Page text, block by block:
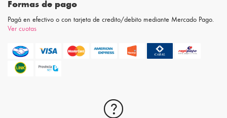
Formas de pago
Pagá en efectivo o con tarjeta de credito/debito mediante Mercado Pago.
Ver cuotas